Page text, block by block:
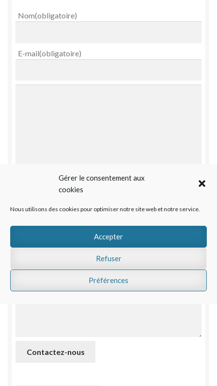
Gérer le consentement aux
cookies
Nous utilisons des cookies pour optimiser notre site web et notre service.
Accepter
Refuser
Préférences
Nom(obligatoire)
E-mail(obligatoire)
Contactez-nous